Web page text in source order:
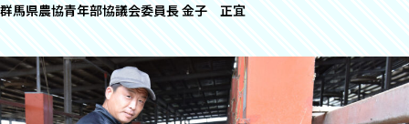
群馬県農協青年部協議会委員長 金子 正宜